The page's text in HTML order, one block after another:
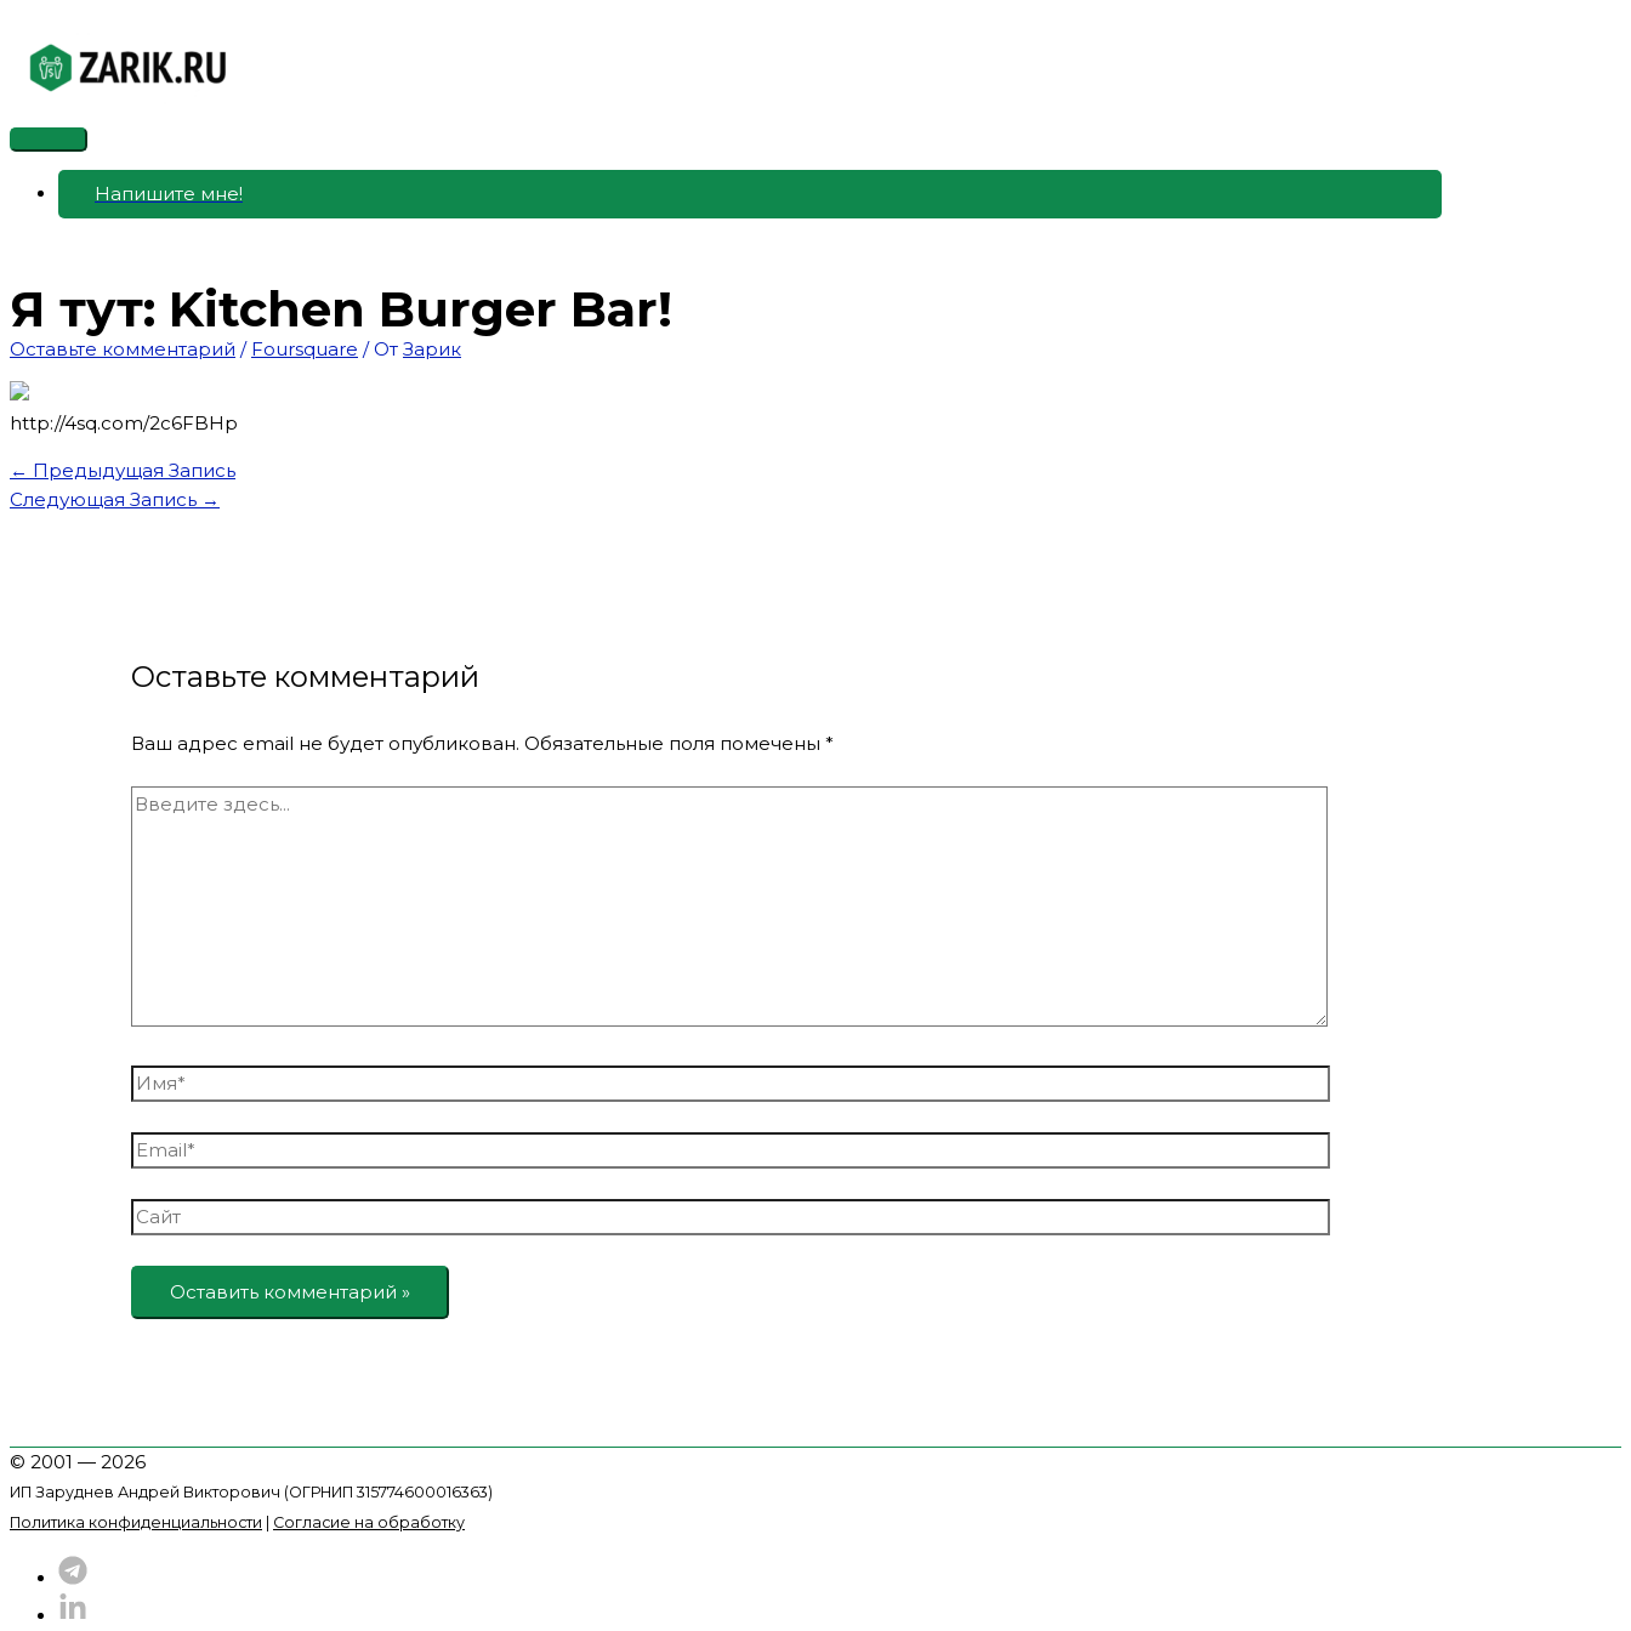
содержимому
Главное
меню
Напишите мне!
Я тут: Kitchen Burger Bar!
Оставьте комментарий / Foursquare / От Зарик
http://4sq.com/2c6FBHp
← Предыдущая Запись
Следующая Запись →
Оставьте комментарий
Ваш адрес email не будет опубликован. Обязательные поля помечены*
Введите
Имя*
Email*
Сайт
© 2001 — 2026
ИП Заруднев Андрей Викторович (ОГРНИП 315774600016363)
Политика конфиденциальности
Согласие на обработку